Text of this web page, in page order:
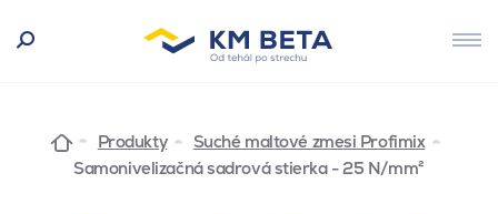
Produkty
Suché maltové zmesi Profimix
Samonivelizačná sadrová stierka - 25 N/mm²